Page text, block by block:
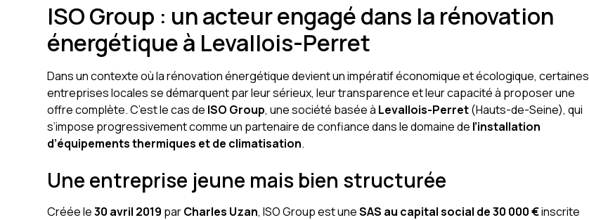
ISO Group : un acteur engagé dans la rénovation
énergétique à Levallois-Perret
Dans un contexte où la rénovation énergétique devient un impératif économique et écologique, certaines
entreprises locales se démarquent par leur sérieux, leur transparence et leur capacité à proposer une
offre complète. C’est le cas de ISO Group, une société basée à Levallois-Perret(Hauts-de-Seine), qui
s’impose progressivement comme un partenaire de confiance dans le domaine de l’installation
d’équipements thermiques et de climatisation.
Une entreprise jeune mais bien structurée
Créée le30 avril 2019 parCharles Uzan, ISO Group est uneSAS au capital social de 30 000 €inscrite